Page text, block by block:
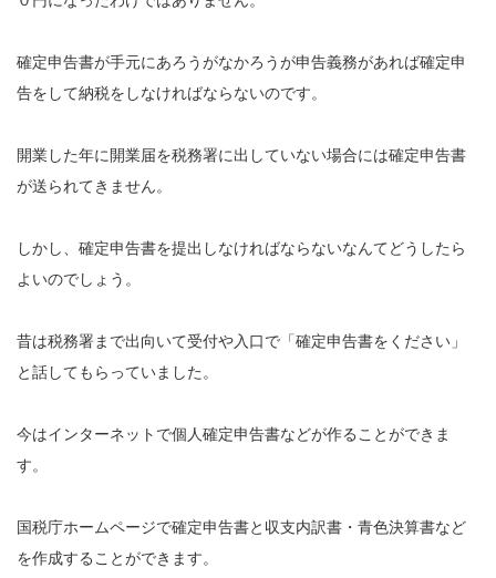
確定申告書が手元にあろうがなかろうが申告義務があれば確定申
告をして納税をしなければならないのです。
開業した年に開業届を税務署に出していない場合には確定申告書
が送られてきません。
しかし、確定申告書を提出しなければならないなんてどうしたら
よいのでしょう。
昔は税務署まで出向いて受付や入口で「確定申告書をください」
と話してもらっていました。
今はインターネットで個人確定申告書などが作ることができま
す。
国税庁ホームページで確定申告書と収支内訳書・青色決算書など
を作成することができます。